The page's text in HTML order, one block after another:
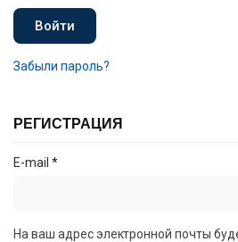
Войти
Забыли пароль?
РЕГИСТРАЦИЯ
E-mail *
На ваш адрес электронной почты